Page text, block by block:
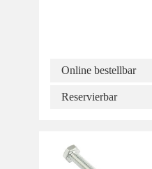
Online bestellbar
Reservierbar